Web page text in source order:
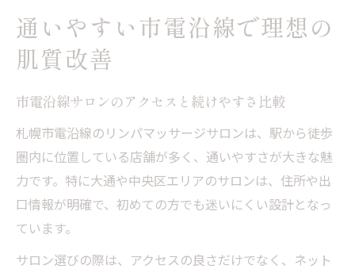
通いやすい市電沿線で理想の
肌質改善
市電沿線サロンのアクセスと続けやすさ比較
札幌市電沿線のリンパマッサージサロンは、駅から徒歩
圏内に位置している店舗が多く、通いやすさが大きな魅
力です。特に大通や中央区エリアのサロンは、住所や出
口情報が明確で、初めての方でも迷いにくい設計となっ
ています。
サロン選びの際は、アクセスの良さだけでなく、ネット